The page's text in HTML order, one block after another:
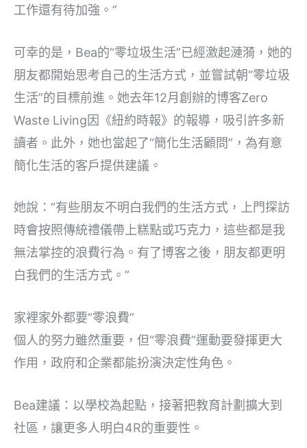
工作還有待加強。”
可幸的是，Bea的“零垃圾生活”已經激起漣漪，她的
朋友都開始思考自己的生活方式，並嘗試朝“零垃圾
生活”的目標前進。她去年12月創辦的博客Zero
Waste Living因《紐約時報》的報導，吸引許多新
讀者。此外，她也當起了“簡化生活顧問”，為有意
簡化生活的客戶提供建議。
她說：“有些朋友不明白我們的生活方式，上門探訪
時會按照傳統禮儀帶上糕點或巧克力，這些都是我
無法掌控的浪費行為。有了博客之後，朋友都更明
白我們的生活方式。”
家裡家外都要“零浪費”
個人的努力雖然重要，但“零浪費”運動要發揮更大
作用，政府和企業都能扮演決定性角色。
Bea建議：以學校為起點，接著把教育計劃擴大到
社區，讓更多人明白4R的重要性。